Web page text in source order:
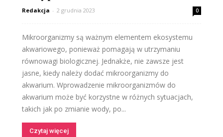
Redakcja - 2 grudnia 2023 0
Mikroorganizmy są ważnym elementem ekosystemu
akwariowego, ponieważ pomagają w utrzymaniu
równowagi biologicznej. Jednakże, nie zawsze jest
jasne, kiedy należy dodać mikroorganizmy do
akwarium. Wprowadzenie mikroorganizmów do
akwarium może być korzystne w różnych sytuacjach,
takich jak po zmianie wody, po...
Czytaj więcej